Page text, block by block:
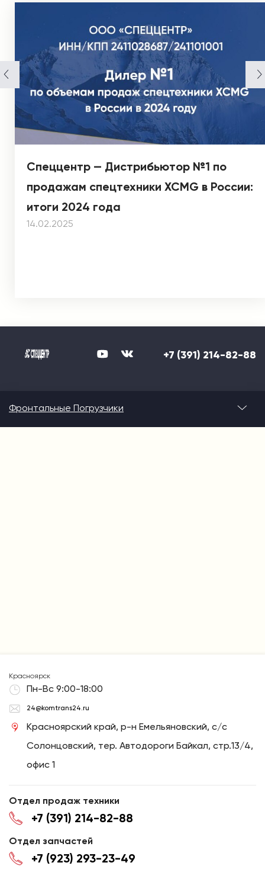
Спеццентр — Дистрибьютор №1 по
продажам спецтехники XCMG в России:
итоги 2024 года
14.02.2025
+7 (391) 214-82-88
Фронтальные Погрузчики
Красноярск
Пн-Вс 9:00-18:00
24@komtrans24.ru
Красноярский край, р-н Емельяновский, с/с
Солонцовский, тер. Автодороги Байкал, стр.13/4,
офис 1
Отдел продаж техники
+7 (391) 214-82-88
Отдел запчастей
+7 (923) 293-23-49